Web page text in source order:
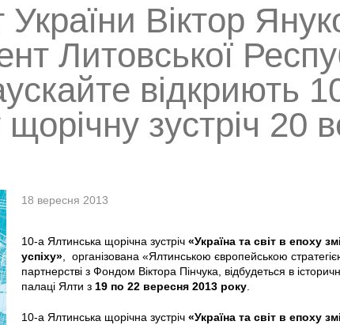
Віктор
Литовської
відкриють
зустріч 20
18 вересня 2013
10-а Ялтинська щорічна зустріч «Україна та світ в епоху
успіху» , організована «Ялтинською європейською
партнерстві з Фондом Віктора Пінчука, відбудеться в
палаці Ялти з 19 по 22 вересня 2013 року
10-а Ялтинська щорічна зустріч «Україна та світ в епоху